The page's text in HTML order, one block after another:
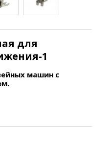
для
1
машин с